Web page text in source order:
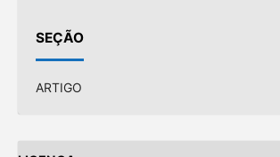
SEÇÃO
ARTIGO